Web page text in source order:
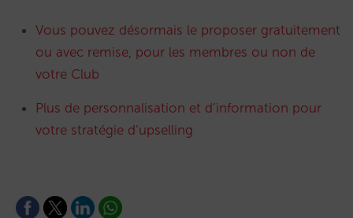
Vous pouvez désormais le proposer gratuitement
ou avec remise, pour les membres ou non de
votre Club
Plus de personnalisation et d’information pour
votre stratégie d’upselling